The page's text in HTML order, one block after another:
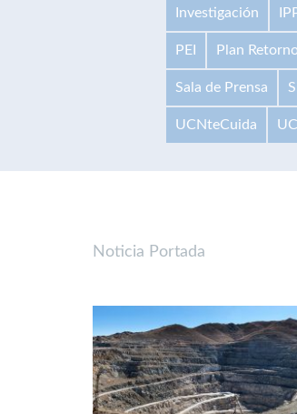
Investigación
PEI Plan
Sala de Prensa
UCNteCuida
Noticia Portada